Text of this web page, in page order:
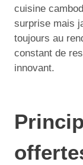
cuisine
surprise mais
toujours au
constant de
innovant.